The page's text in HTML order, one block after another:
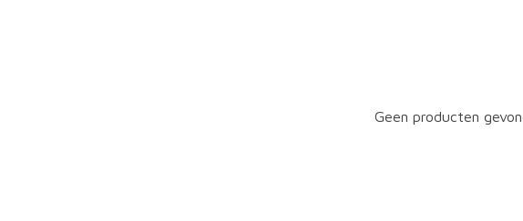
Geen producten